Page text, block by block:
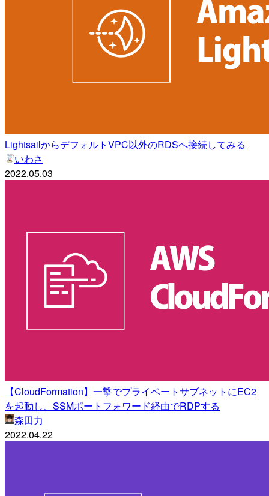
LightsailからデフォルトVPC以外のRDSへ接続してみる
いわさ
2022.05.03
【CloudFormation】一撃でプライベートサブネットにEC2
を起動し、SSMポートフォワード経由でRDPする
森田力
2022.04.22